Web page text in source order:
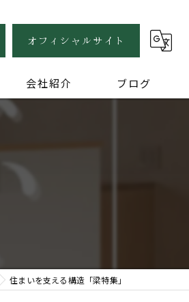
オフィシャルサイト
会社紹介 ブログ
住まいを支える構造「梁特集」